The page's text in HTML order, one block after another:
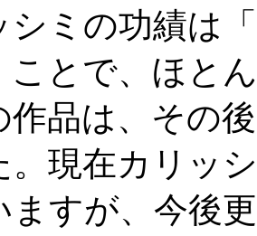
ミの功績は
ことで、ほと
作品は、その
。現在カリッ
ますが、今後